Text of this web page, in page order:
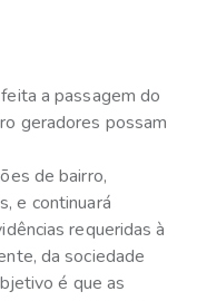
a passagem do
geradores possam
de bairro,
e continuará
requeridas à
da sociedade
é que as